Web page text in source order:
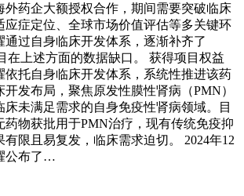
外药企大额授权合作，期间需要突破临床
应症定位、全球市场价值评估等多关键环
通过自身临床开发体系，逐渐补齐了
在上述方面的数据缺口。 获得项目权益
依托自身临床开发体系，系统性推进该药
开发布局，聚焦原发性膜性肾病（PMN）
床未满足需求的自身免疫性肾病领域。目
药物获批用于PMN治疗，现有传统免疫抑
有限且易复发，临床需求迫切。 2024年12
公布了…